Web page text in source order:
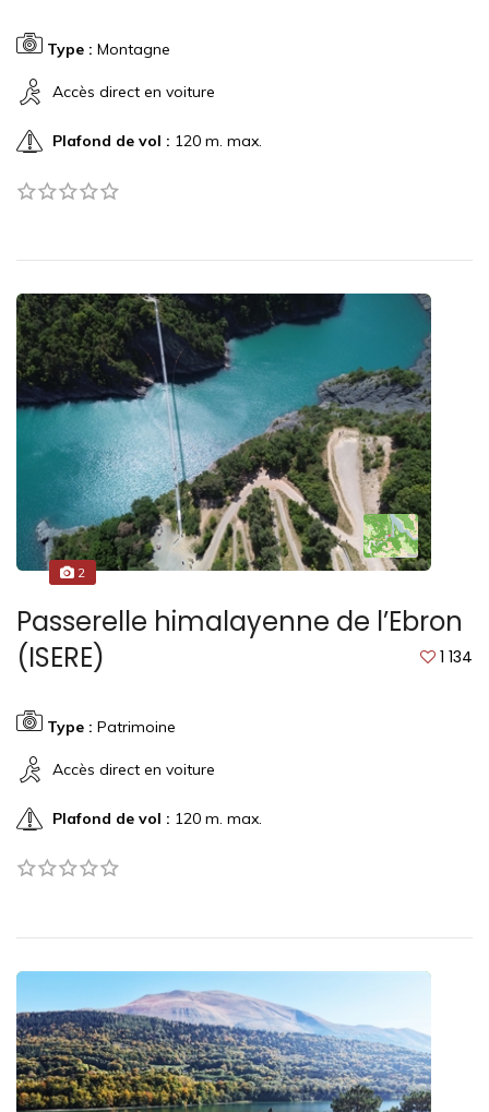
Type : Montagne
Accès direct en voiture
Plafond de vol : 120 m. max.
2
Passerelle himalayenne de l’Ebron
(ISERE)
1 134
Type : Patrimoine
Accès direct en voiture
Plafond de vol : 120 m. max.